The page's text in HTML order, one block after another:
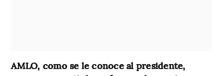
AMLO, como se le conoce al presidente,